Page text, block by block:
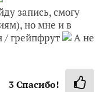
запись, смогу
но мне и в
/ грейпфрут
А не
3Спасибо!